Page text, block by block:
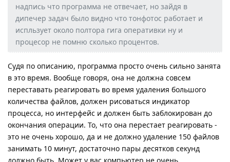
надпись что программа не отвечает, но зайдя в
дипечер задач было видно что тонфотос работает и
испльзует около полтора гига оперативки ну и
процесор не помню сколько процентов.
Судя по описанию, программа просто очень сильно занята
в это время. Вообще говоря, она не должна совсем
переставать реагировать во время удаления большого
количества файлов, должен рисоваться индикатор
процесса, но интерфейс и должен быть заблокирован до
окончания операции. То, что она перестает реагировать -
это не очень хорошо, да и не должно удаление 150 файлов
занимать 10 минут, достаточно пары десятков секунд